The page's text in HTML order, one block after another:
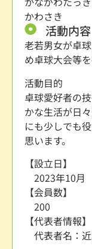
かわさき
活動内容
老若男女が卓
め卓球大会等を
活動目的
卓球愛好者の
かな生活が日
にも少しでも
思います。
【設立日】
2023年10月
【会員数】
200
【代表者情報】
代表者名：近